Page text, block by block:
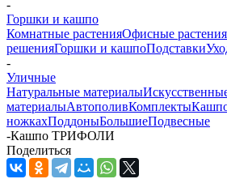
-
Горшки и кашпо
Комнатные растенияОфисные растения
решенияГоршки и кашпоПодставки
-
Уличные
Натуральные материалы
материалыАвтополивКомплекты
ножкахПоддоныБольшиеПодвесные
-Кашпо ТРИФОЛИ
Поделиться